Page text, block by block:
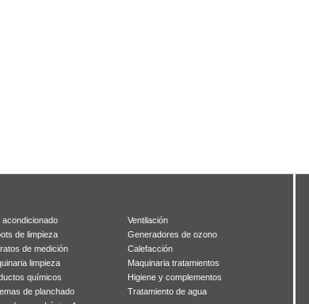
acondicionado
Ventilación
de limpieza
Generadores de ozono
de medición
Calefacción
limpieza
Maquinaria tratamientos
químicos
Higiene y complementos
de planchado
Tratamiento de agua